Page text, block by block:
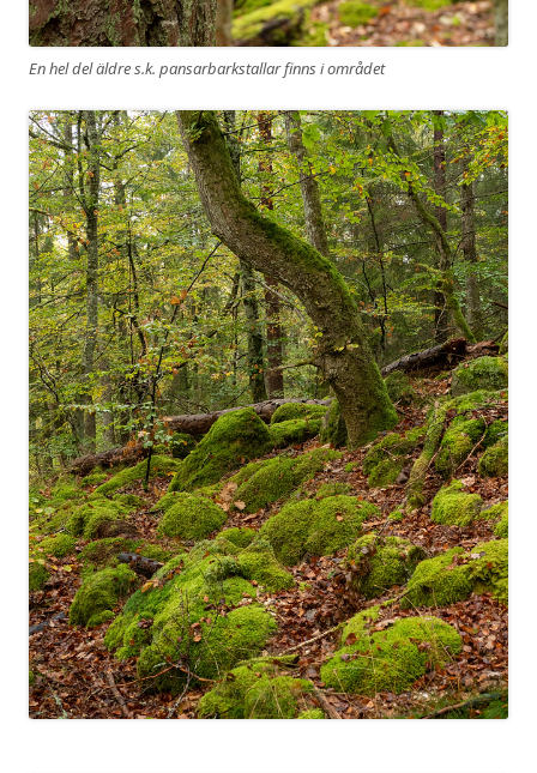
En hel del äldre s.k. pansarbarkstallar finns i området